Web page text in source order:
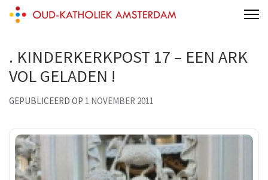
Skip
(Press
Enter)
Oud-Katholieke Kerk Amsterdam
. KINDERKERKPOST 17 – EEN ARK
VOL GELADEN !
GEPUBLICEERD OP 1 NOVEMBER 2011